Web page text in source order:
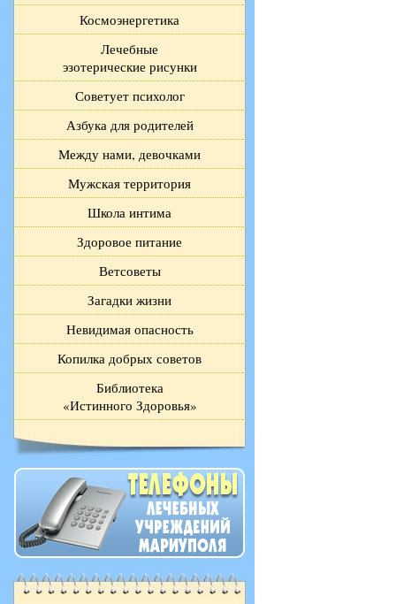
Космоэнергетика
Лечебные
эзотерические рисунки
Советует психолог
Азбука для родителей
Между нами, девочками
Мужская территория
Школа интима
Здоровое питание
Ветсоветы
Загадки жизни
Невидимая опасность
Копилка добрых советов
Библиотека
«Истинного Здоровья»